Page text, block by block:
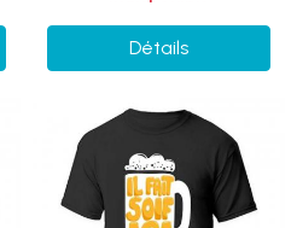
Détails